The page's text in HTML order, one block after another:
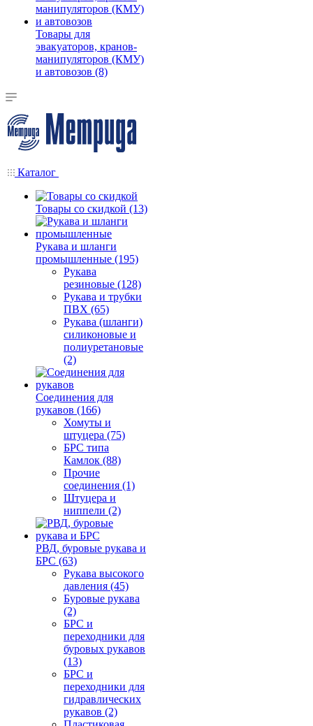
Товары для
эвакуаторов, кранов-
манипуляторов (КМУ)
и автовозов (8)
Каталог
Товары со скидкой (13)
Рукава и шланги
промышленные (195)
Рукава
резиновые (128)
Рукава и трубки
ПВХ (65)
Рукава (шланги)
силиконовые и
полиуретановые
(2)
Соединения для
рукавов (166)
Хомуты и
штуцера (75)
БРС типа
Камлок (88)
Прочие
соединения (1)
Штуцера и
ниппели (2)
РВД, буровые рукава и
БРС (63)
Рукава высокого
давления (45)
Буровые рукава
(2)
БРС и
переходники для
буровых рукавов
(13)
БРС и
переходники для
гидравлических
рукавов (2)